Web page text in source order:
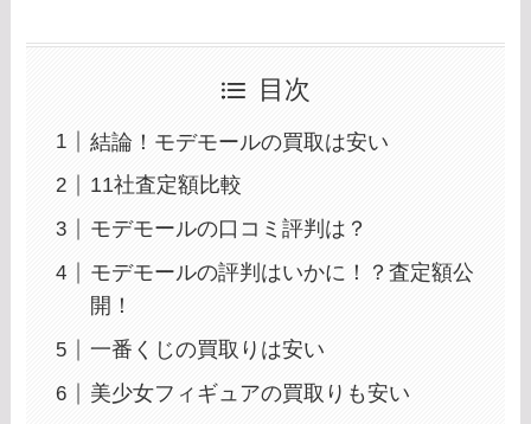
目次
結論！モデモールの買取は安い
11社査定額比較
モデモールの口コミ評判は？
モデモールの評判はいかに！？査定額公
開！
一番くじの買取りは安い
美少女フィギュアの買取りも安い